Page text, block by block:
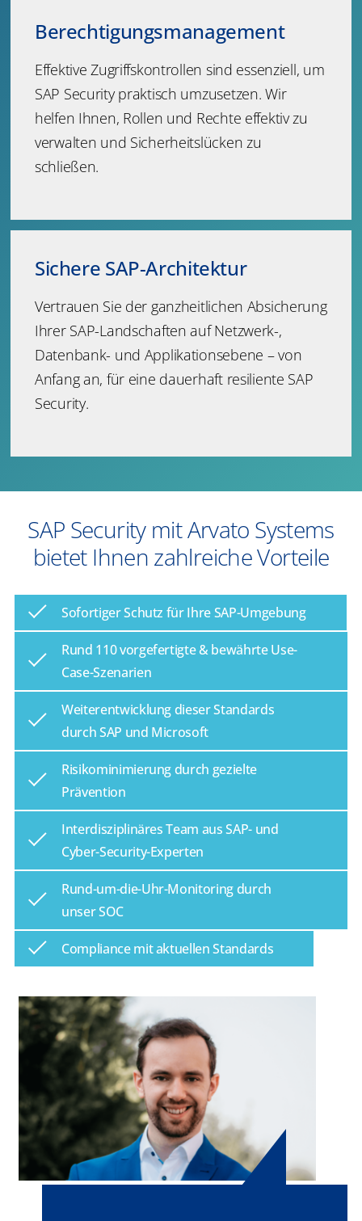
Berechtigungsmanagement
Effektive Zugriffskontrollen sind essenziell, um
SAP Security praktisch umzusetzen. Wir
helfen Ihnen, Rollen und Rechte effektiv zu
verwalten und Sicherheitslücken zu
schließen.
Sichere SAP-Architektur
Vertrauen Sie der ganzheitlichen Absicherung
Ihrer SAP-Landschaften auf Netzwerk-,
Datenbank- und Applikationsebene – von
Anfang an, für eine dauerhaft resiliente SAP
Security.
SAP Security mit Arvato Systems
bietet Ihnen zahlreiche Vorteile
Sofortiger Schutz für Ihre SAP-Umgebung
Rund 110 vorgefertigte & bewährte Use-
Case-Szenarien
Weiterentwicklung dieser Standards
durch SAP und Microsoft
Risikominimierung durch gezielte
Prävention
Interdisziplinäres Team aus SAP- und
Cyber-Security-Experten
Rund-um-die-Uhr-Monitoring durch
unser SOC
Compliance mit aktuellen Standards